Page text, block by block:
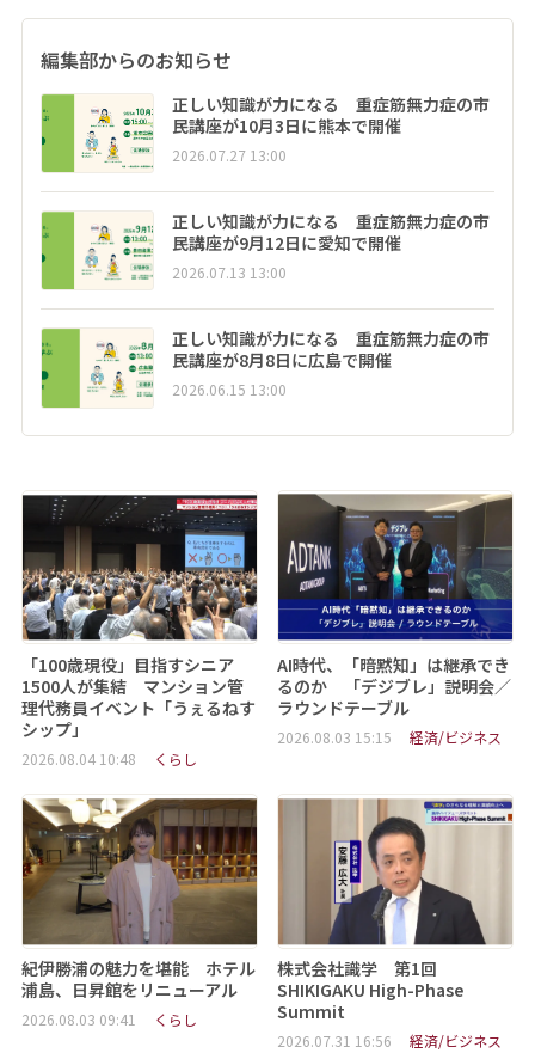
編集部からのお知らせ
正しい知識が力になる 重症筋無力症の市
民講座が10月3日に熊本で開催
2026.07.27 13:00
正しい知識が力になる 重症筋無力症の市
民講座が9月12日に愛知で開催
2026.07.13 13:00
正しい知識が力になる 重症筋無力症の市
民講座が8月8日に広島で開催
2026.06.15 13:00
「100歳現役」目指すシニア
1500人が集結 マンション管
理代務員イベント「うぇるねす
シップ」
2026.08.04 10:48 くらし
AI時代、「暗黙知」は継承でき
るのか 「デジブレ」説明会／
ラウンドテーブル
2026.08.03 15:15 経済/ビジネス
紀伊勝浦の魅力を堪能 ホテル
浦島、日昇館をリニューアル
2026.08.03 09:41 くらし
株式会社識学 第1回
SHIKIGAKU High-Phase
Summit
2026.07.31 16:56 経済/ビジネス